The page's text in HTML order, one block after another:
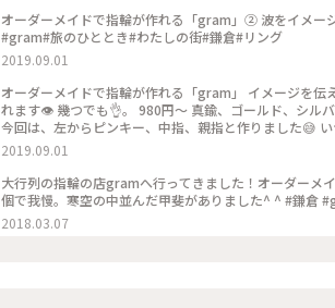
オーダーメイドで指輪が作れる「gram」② 波をイメージした、ピンキー💍 このサイズだと、お値段は980円です！
#gram#旅のひととき#わたしの街#鎌倉#リング
2019.09.01
オーダーメイドで指輪が作れる「gram」 イメージを伝
れます👁 幾つでも👌。 980円〜 真鍮、ゴールド、シル
今回は、左からピンキー、中指、親指と作りました😅 いつもは行列がすごいのに、この日、整理券なし、30分並び
入れました😱😱‼️(平日の夕方) 皆さん、カップルもいだけど、グループで来られ旅の思い出に作られたりしている方
が多かったです😊 まさか、入れると思わなかったので
んだか愛着がわきますね… 次は、重ね付けられるのを
グ
2019.09.01
大行列の指輪の店gramへ行ってきました！オーダーメ
個で我慢。寒空の中並んだ甲斐がありました^ ^ #鎌倉
2018.03.07